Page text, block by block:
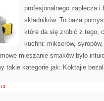
profesjonalnego zaplecza i
składników. To baza
które da się zrobić z tego,
kuchni: mikserów,
mieszanie smaków było
takie kategorie jak: Koktajle